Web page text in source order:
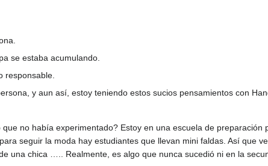
se estaba acumulando.
responsable.
y aun así, estoy teniendo estos sucios pensamientos con
no había experimentado? Estoy en una escuela de
seguir la moda hay estudiantes que llevan mini faldas. Así que
una chica ….. Realmente, es algo que nunca sucedió ni en la